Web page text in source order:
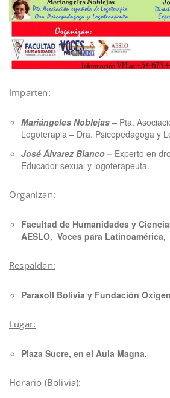
Imparten:
Mariángeles Noblejas – Pta.
Logoterapia – Dra. Psicopedagoga y
José Álvarez Blanco – Experto en
Educador sexual y logoterapeuta.
Organizan:
Facultad de Humanidades y
AESLO, Voces para Latinoamérica,
Respaldan:
Parasoll Bolivia y Fundación
Lugar:
Plaza Sucre, en el Aula Magna.
Horario (Bolivia):